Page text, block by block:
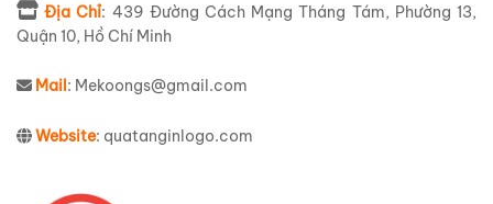
Địa Chỉ: 439 Đường Cách Mạng Tháng Tám, Phường 13,
Quận 10, Hồ Chí Minh
Mail : Mekoongs@gmail.com
Website: quatanginlogo.com